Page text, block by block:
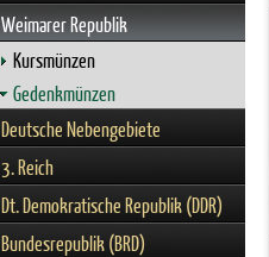
Weimarer Republik
Kursmünzen
Gedenkmünzen
Deutsche Nebengebiete
3. Reich
Dt. Demokratische Republik (DDR)
Bundesrepublik (BRD)